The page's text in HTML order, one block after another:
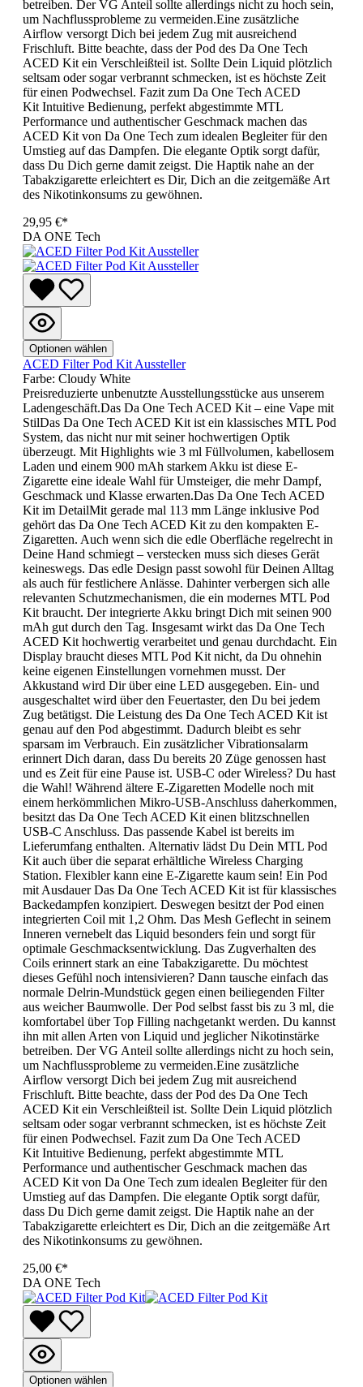
betreiben. Der VG Anteil sollte allerdings nicht zu hoch sein,
um Nachflussprobleme zu vermeiden.Eine zusätzliche
Airflow versorgt Dich bei jedem Zug mit ausreichend
Frischluft. Bitte beachte, dass der Pod des Da One Tech
ACED Kit ein Verschleißteil ist. Sollte Dein Liquid plötzlich
seltsam oder sogar verbrannt schmecken, ist es höchste Zeit
für einen Podwechsel. Fazit zum Da One Tech ACED
Kit Intuitive Bedienung, perfekt abgestimmte MTL
Performance und authentischer Geschmack machen das
ACED Kit von Da One Tech zum idealen Begleiter für den
Umstieg auf das Dampfen. Die elegante Optik sorgt dafür,
dass Du Dich gerne damit zeigst. Die Haptik nahe an der
Tabakzigarette erleichtert es Dir, Dich an die zeitgemäße Art
des Nikotinkonsums zu gewöhnen.
29,95 €*
DA ONE Tech
Optionen wählen
ACED Filter Pod Kit Aussteller
Farbe: Cloudy White
Preisreduzierte unbenutzte Ausstellungsstücke aus unserem
Ladengeschäft.Das Da One Tech ACED Kit – eine Vape mit
StilDas Da One Tech ACED Kit ist ein klassisches MTL Pod
System, das nicht nur mit seiner hochwertigen Optik
überzeugt. Mit Highlights wie 3 ml Füllvolumen, kabellosem
Laden und einem 900 mAh starkem Akku ist diese E-
Zigarette eine ideale Wahl für Umsteiger, die mehr Dampf,
Geschmack und Klasse erwarten.Das Da One Tech ACED
Kit im DetailMit gerade mal 113 mm Länge inklusive Pod
gehört das Da One Tech ACED Kit zu den kompakten E-
Zigaretten. Auch wenn sich die edle Oberfläche regelrecht in
Deine Hand schmiegt – verstecken muss sich dieses Gerät
keineswegs. Das edle Design passt sowohl für Deinen Alltag
als auch für festlichere Anlässe. Dahinter verbergen sich alle
relevanten Schutzmechanismen, die ein modernes MTL Pod
Kit braucht. Der integrierte Akku bringt Dich mit seinen 900
mAh gut durch den Tag. Insgesamt wirkt das Da One Tech
ACED Kit hochwertig verarbeitet und genau durchdacht. Ein
Display braucht dieses MTL Pod Kit nicht, da Du ohnehin
keine eigenen Einstellungen vornehmen musst. Der
Akkustand wird Dir über eine LED ausgegeben. Ein- und
ausgeschaltet wird über den Feuertaster, den Du bei jedem
Zug betätigst. Die Leistung des Da One Tech ACED Kit ist
genau auf den Pod abgestimmt. Dadurch bleibt es sehr
sparsam im Verbrauch. Ein zusätzlicher Vibrationsalarm
erinnert Dich daran, dass Du bereits 20 Züge genossen hast
und es Zeit für eine Pause ist. USB-C oder Wireless? Du hast
die Wahl! Während ältere E-Zigaretten Modelle noch mit
einem herkömmlichen Mikro-USB-Anschluss daherkommen,
besitzt das Da One Tech ACED Kit einen blitzschnellen
USB-C Anschluss. Das passende Kabel ist bereits im
Lieferumfang enthalten. Alternativ lädst Du Dein MTL Pod
Kit auch über die separat erhältliche Wireless Charging
Station. Flexibler kann eine E-Zigarette kaum sein! Ein Pod
mit Ausdauer Das Da One Tech ACED Kit ist für klassisches
Backedampfen konzipiert. Deswegen besitzt der Pod einen
integrierten Coil mit 1,2 Ohm. Das Mesh Geflecht in seinem
Inneren vernebelt das Liquid besonders fein und sorgt für
optimale Geschmacksentwicklung. Das Zugverhalten des
Coils erinnert stark an eine Tabakzigarette. Du möchtest
dieses Gefühl noch intensivieren? Dann tausche einfach das
normale Delrin-Mundstück gegen einen beiliegenden Filter
aus weicher Baumwolle. Der Pod selbst fasst bis zu 3 ml, die
komfortabel über Top Filling nachgetankt werden. Du kannst
ihn mit allen Arten von Liquid und jeglicher Nikotinstärke
betreiben. Der VG Anteil sollte allerdings nicht zu hoch sein,
um Nachflussprobleme zu vermeiden.Eine zusätzliche
Airflow versorgt Dich bei jedem Zug mit ausreichend
Frischluft. Bitte beachte, dass der Pod des Da One Tech
ACED Kit ein Verschleißteil ist. Sollte Dein Liquid plötzlich
seltsam oder sogar verbrannt schmecken, ist es höchste Zeit
für einen Podwechsel. Fazit zum Da One Tech ACED
Kit Intuitive Bedienung, perfekt abgestimmte MTL
Performance und authentischer Geschmack machen das
ACED Kit von Da One Tech zum idealen Begleiter für den
Umstieg auf das Dampfen. Die elegante Optik sorgt dafür,
dass Du Dich gerne damit zeigst. Die Haptik nahe an der
Tabakzigarette erleichtert es Dir, Dich an die zeitgemäße Art
des Nikotinkonsums zu gewöhnen.
25,00 €*
DA ONE Tech
Optionen wählen